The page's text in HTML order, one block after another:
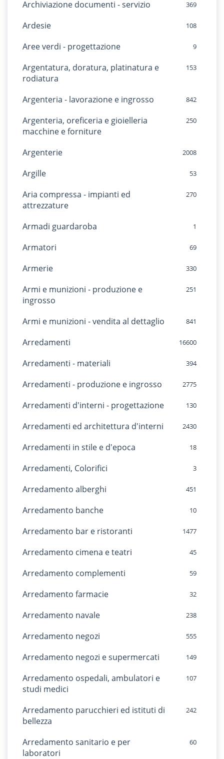
Archiviazione documenti - servizio 369
Ardesie 108
Aree verdi - progettazione 9
Argentatura, doratura, platinatura e
rodiatura
153
Argenteria - lavorazione e ingrosso 842
Argenteria, oreficeria e gioielleria
macchine e forniture
250
Argenterie 2008
Argille 53
Aria compressa - impianti ed
attrezzature
270
Armadi guardaroba 1
Armatori 69
Armerie 330
Armi e munizioni - produzione e
ingrosso
251
Armi e munizioni - vendita al dettaglio 841
Arredamenti 16600
Arredamenti - materiali 394
Arredamenti - produzione e ingrosso 2775
Arredamenti d'interni - progettazione 130
Arredamenti ed architettura d'interni 2430
Arredamenti in stile e d'epoca 18
Arredamenti, Colorifici 3
Arredamento alberghi 451
Arredamento banche 10
Arredamento bar e ristoranti 1477
Arredamento cimena e teatri 45
Arredamento complementi 59
Arredamento farmacie 32
Arredamento navale 238
Arredamento negozi 555
Arredamento negozi e supermercati 149
Arredamento ospedali, ambulatori e
studi medici
107
Arredamento parucchieri ed istituti di
bellezza
242
Arredamento sanitario e per
laboratori
60